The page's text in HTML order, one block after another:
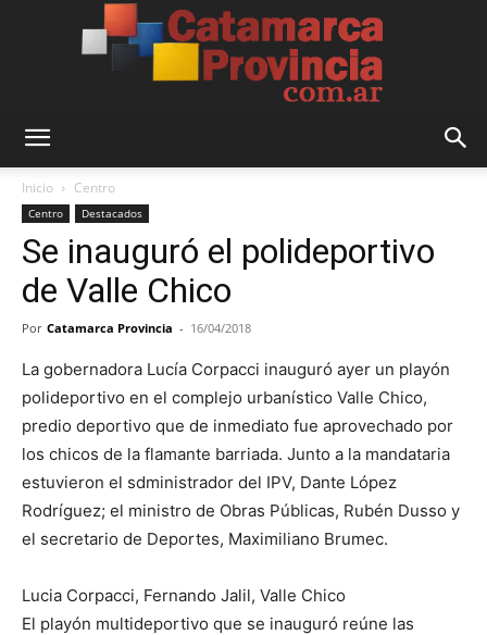
Provincia
Inicio Centro
Centro Destacados
Se inauguró el polideportivo
de Valle Chico
Por Catamarca Provincia - 16/04/2018
La gobernadora Lucía Corpacci inauguró ayer un playón
polideportivo en el complejo urbanístico Valle Chico,
predio deportivo que de inmediato fue aprovechado por
los chicos de la flamante barriada. Junto a la mandataria
estuvieron el sdministrador del IPV, Dante López
Rodríguez; el ministro de Obras Públicas, Rubén Dusso y
el secretario de Deportes, Maximiliano Brumec.
Lucia Corpacci, Fernando Jalil, Valle Chico
El playón multideportivo que se inauguró reúne las